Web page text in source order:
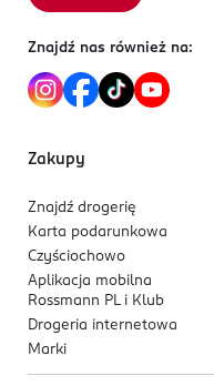
Znajdź nas również na:
Zakupy
Znajdź drogerię
Karta podarunkowa
Czyściochowo
Aplikacja mobilna
Rossmann PL i Klub
Drogeria internetowa
Marki